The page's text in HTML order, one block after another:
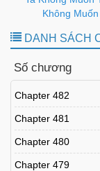
Không
DANH SÁCH
Số chương
Chapter 482
Chapter 481
Chapter 480
Chapter 479